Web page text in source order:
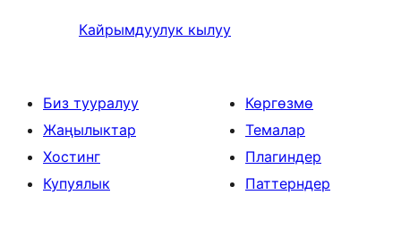
Кайрымдуулук кылуу
Биз тууралуу
Жаңылыктар
Хостинг
Купуялык
Көргөзмө
Темалар
Плагиндер
Паттерндер